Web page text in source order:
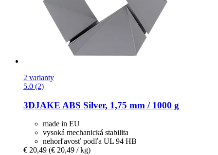
2 varianty
5.0 (2)
3DJAKE ABS Silver, 1,75 mm / 1000 g
made in EU
vysoká mechanická stabilita
nehorľavosť podľa UL 94 HB
€ 20,49 (€ 20,49 / kg)